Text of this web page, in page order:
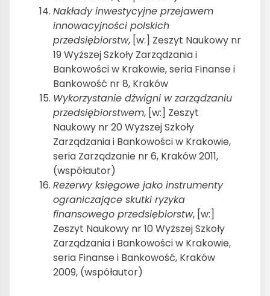
Nakłady inwestycyjne przejawem
innowacyjności polskich
przedsiębiorstw, [w:] Zeszyt Naukowy nr
19 Wyższej Szkoły Zarządzania i
Bankowości w Krakowie, seria Finanse i
Bankowość nr 8, Kraków
Wykorzystanie dźwigni w zarządzaniu
przedsiębiorstwem, [w:] Zeszyt
Naukowy nr 20 Wyższej Szkoły
Zarządzania i Bankowości w Krakowie,
seria Zarządzanie nr 6, Kraków 2011,
(współautor)
Rezerwy księgowe jako instrumenty
ograniczające skutki ryzyka
finansowego przedsiębiorstw, [w:]
Zeszyt Naukowy nr 10 Wyższej Szkoły
Zarządzania i Bankowości w Krakowie,
seria Finanse i Bankowość, Kraków
2009, (współautor)